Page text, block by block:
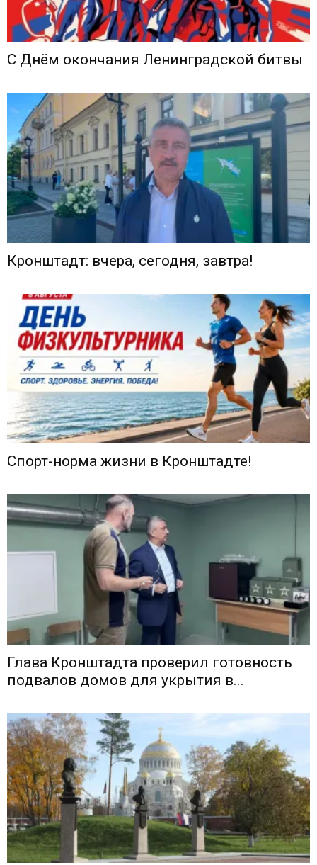
С Днём окончания Ленинградской битвы
Кронштадт: вчера, сегодня, завтра!
Спорт-норма жизни в Кронштадте!
Глава Кронштадта проверил готовность
подвалов домов для укрытия в...